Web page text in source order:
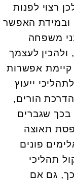
רצוי לפנות
ובמידת האפשר
משפחה
לעצמך
אפשרות
ייעוץ
הורים,
בכך שגברים
תאוצה
פונים
תהליכי
גם אם